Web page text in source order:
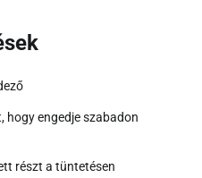
hogy engedje szabadon
részt a tüntetésen